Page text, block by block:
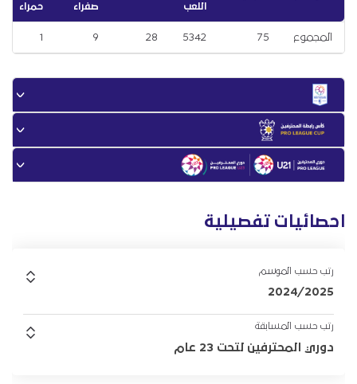
اللعب
صفراء
حمراء
المجموع 75
5342
28
9
1
احصائيات تفصيلية
رتب حسب الموسم
2024/2025
رتب حسب المسابقة
دوري المحترفين لتحت 23 عام